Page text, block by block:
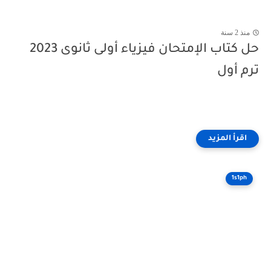
منذ 2 سنة
حل كتاب الإمتحان فيزياء أولى ثانوى 2023
ترم أول
1s1ph